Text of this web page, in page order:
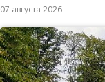
07 августа 2026